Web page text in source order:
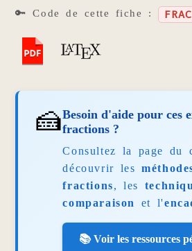
🔑 Code de cette fiche :
🍰Besoin d'aide pour ces
fractions ?
Consultez la page du
découvrir les
fractions, les
comparaison
et l'
📚 Voir les ressources